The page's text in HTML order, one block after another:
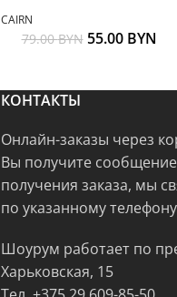
CAIRN
79.00BYN 55.00 BYN
КОНТАКТЫ
Онлайн-заказы через
Вы получите
получения заказа, мы
по указанному
Шоурум работает по
Харьковская, 15